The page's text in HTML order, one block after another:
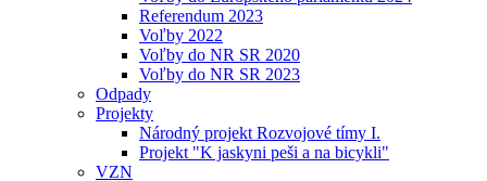
Referendum 2023
Voľby 2022
Voľby do NR SR 2020
Voľby do NR SR 2023
Odpady
Projekty
Národný projekt Rozvojové tímy I.
Projekt "K jaskyni peši a na bicykli"
VZN